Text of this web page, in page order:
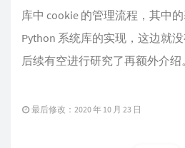
库中 cookie 的管理流程，其中
Python 系统库的实现，这边就
后续有空进行研究了再额外介绍。
最后修改：2020 年 10 月 23 日